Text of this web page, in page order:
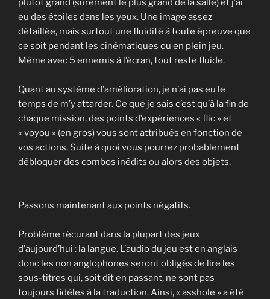
plutôt grand (surement le plus grand de la salle) et j’ai
eu des étoiles dans les yeux. Une image assez
détaillée, mais surtout une fluidité à toute épreuve que
ce soit pendant les cinématiques ou en plein jeu.
Même avec 5 ennemis à l’écran, tout reste fluide.
Quant au système d’amélioration, je n’ai pas eu le
temps de m’y attarder. Ce que je sais c’est qu’à la fin de
chaque mission, des points d’expériences « flic » et
« voyou » (en gros) vous sont attribués en fonction de
vos actions. Suite à quoi vous pourrez probablement
débloquer des combos inédits ou alors des objets.
Passons maintenant aux points négatifs.
Problème récurant dans la plupart des jeux
d’aujourd’hui : la langue. L’audio du jeu est en anglais
donc les non anglophones seront obligés de lire les
sous-titres qui, soit dit en passant, ne sont pas
toujours fidèles à la traduction. Ainsi, « asshole » a été